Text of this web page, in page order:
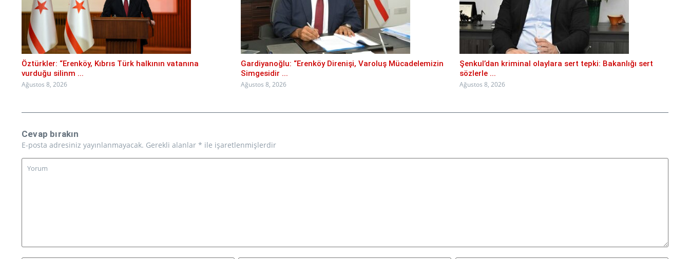
Öztürkler: “Erenköy, Kıbrıs Türk halkının vatanına
vurduğu silinm ...
Ağustos 8, 2026
Gardiyanoğlu: “Erenköy Direnişi, Varoluş Mücadelemizin
Simgesidir ...
Ağustos 8, 2026
Şenkul’dan kriminal olaylara sert tepki: Bakanlığı sert
sözlerle ...
Ağustos 8, 2026
Cevap bırakın
E-posta adresiniz yayınlanmayacak. Gerekli alanlar * ile işaretlenmişlerdir